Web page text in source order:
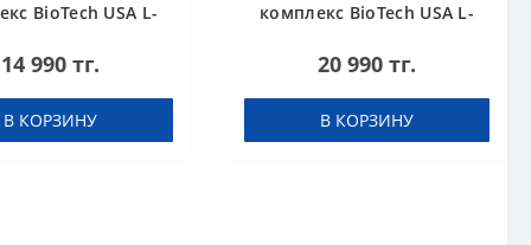
BioTech USA L-
Orange 500 мл
14 990 тг.
В КОРЗИНУ
комплекс BioTech USA L-
500 мл
20 990 тг.
В КОРЗИНУ